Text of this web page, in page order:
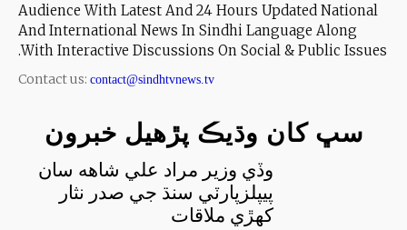
Audience With Latest And 24 Hours Updated National
And International News In Sindhi Language Along
With Interactive Discussions On Social & Public Issues.
Contact us: contact@sindhtvnews.tv
سڀ کان وڌيڪ پڙهيل خبرون
وڏي وزير مراد علي شاهه سان
پيپلزپارٽي سنڌ جي صدر نثار
کهڙي ملاقات